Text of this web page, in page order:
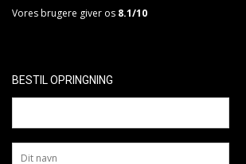
Vores brugere giver os 8.1/10
BESTIL OPRINGNING